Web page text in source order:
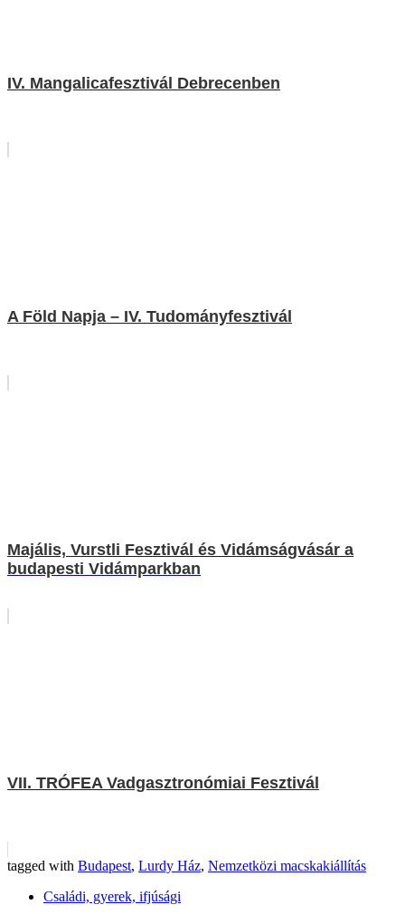
IV. Mangalicafesztivál Debrecenben
A Föld Napja – IV. Tudományfesztivál
Majális, Vurstli Fesztivál és Vidámságvásár a
budapesti Vidámparkban
VII. TRÓFEA Vadgasztronómiai Fesztivál
tagged with Budapest, Lurdy Ház, Nemzetközi macskakiállítás
Családi, gyerek, ifjúsági